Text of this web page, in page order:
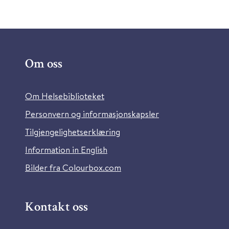
Om oss
Om Helsebiblioteket
Personvern og informasjonskapsler
Tilgjengelighetserklæring
Information in English
Bilder fra Colourbox.com
Kontakt oss